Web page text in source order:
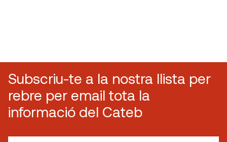
Subscriu-te a la nostra llista per
rebre per email tota la
informació del Cateb